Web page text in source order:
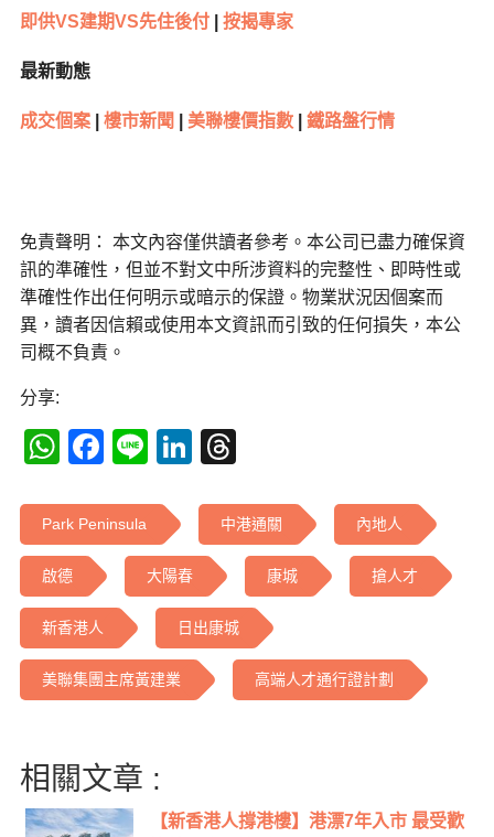
即供VS建期VS先住後付 按揭專家
最新動態
成交個案| 樓市新聞 美聯樓價指數| 鐵路盤行情
免責聲明： 本文內容僅供讀者參考。本公司已盡力確保資
訊的準確性，但並不對文中所涉資料的完整性、即時性或
準確性作出任何明示或暗示的保證。物業狀況因個案而
異，讀者因信賴或使用本文資訊而引致的任何損失，本公
司概不負責。
分享:
WhatsApp
Facebook
LineLinkedIn
Park Peninsula 中港通關 內地人
啟德 大陽春 康城 搶人才
新香港人 日出康城
美聯集團主席黃建業 高端人才通行證計劃
相關文章 :
【新香港人撐港樓】港漂7年入市 最受歡